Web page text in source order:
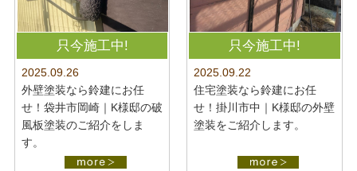
LINEで気軽に
お問い合わせ
インスタで
最新施工事例
公開中
プライバシーポリシー
只今施工中!
2025.09.26
外壁塗装なら鈴建にお任
せ！袋井市岡崎｜K様邸の破
風板塗装のご紹介をしま
す。
只今施工中!
2025.09.22
住宅塗装なら鈴建にお任
せ！掛川市中｜K様邸の外壁
塗装をご紹介します。